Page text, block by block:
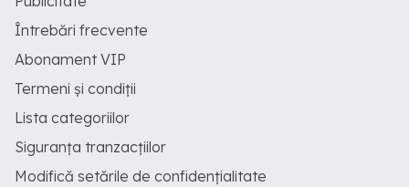
Întrebări frecvente
Abonament VIP
Termeni și condiții
Lista categoriilor
Siguranța tranzacțiilor
Modifică setările de confidențialitate